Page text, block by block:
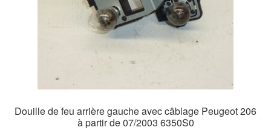
Douille de feu arrière gauche avec câblage Peugeot 206
à partir de 07/2003 6350S0